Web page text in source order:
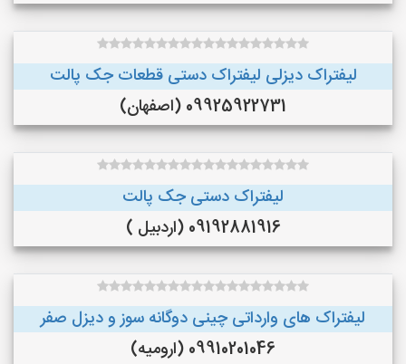
لیفتراک دیزلی لیفتراک دستی قطعات جک پالت
09925922731 (اصفهان)
لیفتراک دستی جک پالت
09192881916 (اردبیل )
لیفتراک های وارداتی چینی دوگانه سوز و دیزل صفر
09910201046 (ارومیه)